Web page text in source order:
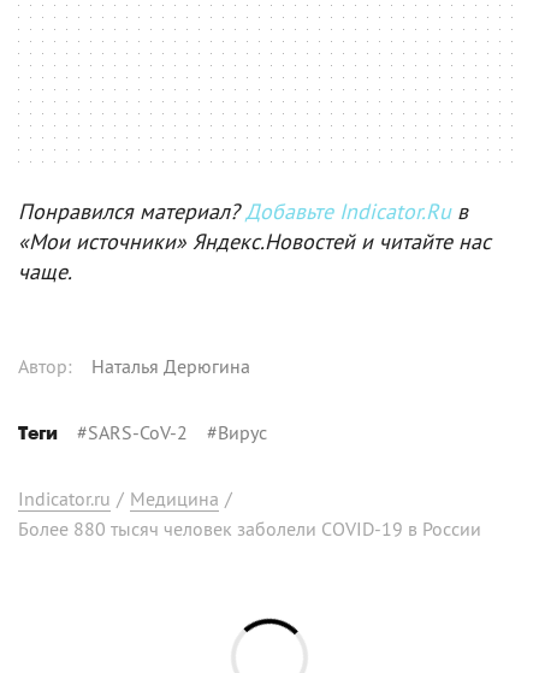
Понравился материал?Добавьте Indicator.Ruв
«Мои источники» Яндекс.Новостей и читайте нас
чаще.
Автор: Наталья Дерюгина
Теги #SARS-CoV-2 #Вирус
Indicator.ru / Медицина /
Более 880 тысяч человек заболели COVID-19 в России